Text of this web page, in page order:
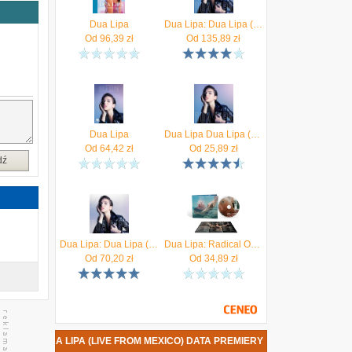
Dua Lipa
Od 96,39 zł
Dua Lipa: Dua Lipa (LP)
Od 135,89 zł
Dua Lipa
Od 64,42 zł
Dua Lipa Dua Lipa (CD)
Od 25,89 zł
Dua Lipa: Dua Lipa (Complete Edition) [2CD]
Od 70,20zł
Dua Lipa: Radical Optimism [CD]
Od 34,89 zł
LIPA - DUA LIPA (LIVE FROM MEXICO) DATA PREMIERY